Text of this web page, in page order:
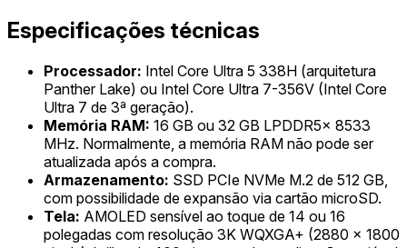
Especificações técnicas
Processador: Intel Core Ultra 5 338H (arquitetura
Panther Lake) ou Intel Core Ultra 7-356V (Intel Core
Ultra 7 de 3ª geração).
Memória RAM: 16 GB ou 32 GB LPDDR5x 8533
MHz. Normalmente, a memória RAM não pode ser
atualizada após a compra.
Armazenamento: SSD PCIe NVMe M.2 de 512 GB,
com possibilidade de expansão via cartão microSD.
Tela: AMOLED sensível ao toque de 14 ou 16
polegadas com resolução 3K WQXGA+ (2880 x 1800